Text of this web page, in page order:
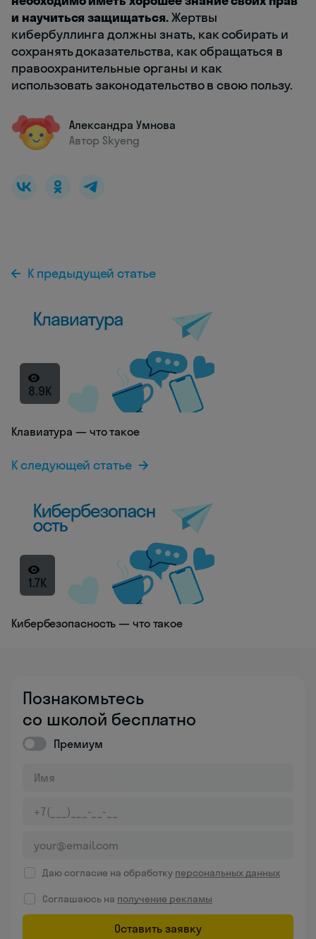
и научиться защищаться.Жертвы
кибербуллинга должны знать, как собирать и
сохранять доказательства, как обращаться в
правоохранительные органы и как
использовать законодательство в свою пользу.
Александра Умнова
Автор Skyeng
К предыдущей статье
8.9K
Клавиатура — что такое
К следующей статье
1.7K
Кибербезопасность — что такое
Познакомьтесь
со школой бесплатно
Премиум
Даю согласие на обработку персональных данных
Соглашаюсь на получение рекламы
Оставить заявку